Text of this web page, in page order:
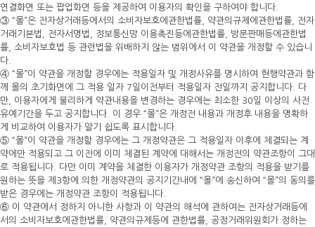
연결화면 또는 팝업화면 등을 제공하여 이용자의 확인을 구하여야 합니다.
③ “몰”은 전자상거래등에서의 소비자보호에관한법률, 약관의규제에관한법률, 전자
거래기본법, 전자서명법, 정보통신망 이용촉진등에관한법률, 방문판매등에관한법
률, 소비자보호법 등 관련법을 위배하지 않는 범위에서 이 약관을 개정할 수 있습니
다.
④ “몰”이 약관을 개정할 경우에는 적용일자 및 개정사유를 명시하여 현행약관과 함
께 몰의 초기화면에 그 적용 일자 7일이전부터 적용일자 전일까지 공지합니다. 다
만, 이용자에게 불리하게 약관내용을 변경하는 경우에는 최소한 30일 이상의 사전
유예기간을 두고 공지합니다. 이 경우 “몰”은 개정전 내용과 개정후 내용을 명확하
게 비교하여 이용자가 알기 쉽도록 표시합니다.
⑤ “몰”이 약관을 개정할 경우에는 그 개정약관은 그 적용일자 이후에 체결되는 계
약에만 적용되고 그 이전에 이미 체결된 계약에 대해서는 개정전의 약관조항이 그대
로 적용됩니다. 다만 이미 계약을 체결한 이용자가 개정약관 조항의 적용을 받기를
원하는 뜻을 제3항에 의한 개정약관의 공지기간내에 “몰”에 송신하여 “몰”의 동의를
받은 경우에는 개정약관 조항이 적용됩니다.
⑥ 이 약관에서 정하지 아니한 사항과 이 약관의 해석에 관하여는 전자상거래등에
서의 소비자보호에관한법률, 약관의규제등에 관한법률, 공정거래위원회가 정하는